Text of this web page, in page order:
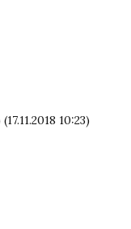
10:23)